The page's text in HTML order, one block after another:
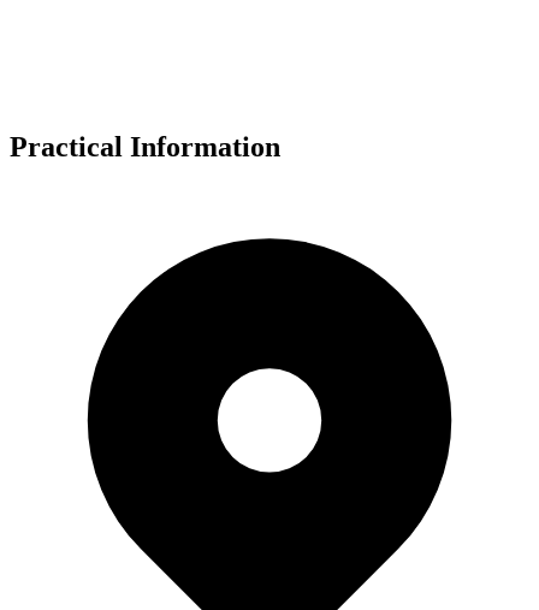
Practical Information